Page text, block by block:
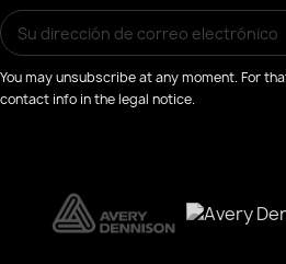
You may unsubscribe at any moment. For
contact info in the legal notice.